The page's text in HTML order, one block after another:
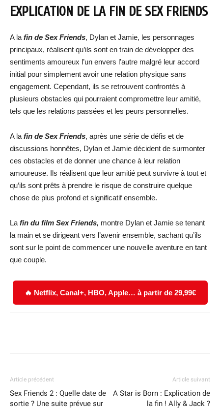
EXPLICATION DE LA FIN DE SEX FRIENDS
A lafin de Sex Friends, Dylan et Jamie, les personnages
principaux, réalisent qu’ils sont en train de développer des
sentiments amoureux l’un envers l’autre malgré leur accord
initial pour simplement avoir une relation physique sans
engagement. Cependant, ils se retrouvent confrontés à
plusieurs obstacles qui pourraient compromettre leur amitié,
tels que les relations passées et les peurs personnelles.
A lafin de Sex Friends, après une série de défis et de
discussions honnêtes, Dylan et Jamie décident de surmonter
ces obstacles et de donner une chance à leur relation
amoureuse. Ils réalisent que leur amitié peut survivre à tout et
qu’ils sont prêts à prendre le risque de construire quelque
chose de plus profond et significatif ensemble.
Lafin du film Sex Friends, montre Dylan et Jamie se tenant
la main et se dirigeant vers l’avenir ensemble, sachant qu’ils
sont sur le point de commencer une nouvelle aventure en tant
que couple.
🔥 Netflix, Canal+, HBO, Apple… à partir de 29,99€
Article précédent
Sex Friends 2 : Quelle date de
sortie ? Une suite prévue sur
Article suivant
A Star is Born : Explication de
la fin ! Ally & Jack ?